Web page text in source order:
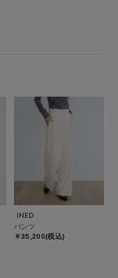
INED
パンツ
￥35,200(税込)